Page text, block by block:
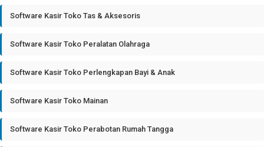
Software Kasir Toko Tas & Aksesoris
Software Kasir Toko Peralatan Olahraga
Software Kasir Toko Perlengkapan Bayi & Anak
Software Kasir Toko Mainan
Software Kasir Toko Perabotan Rumah Tangga